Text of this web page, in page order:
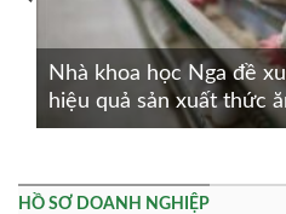
Nhà khoa học Nga đề
hiệu quả sản xuất thức
HỒ SƠ DOANH NGHIỆP